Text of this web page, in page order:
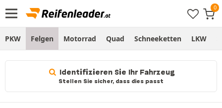
PKW Felgen Motorrad Quad Schneeketten LKW
Identifizieren Sie Ihr Fahrzeug
Stellen Sie sicher, dass dies passt